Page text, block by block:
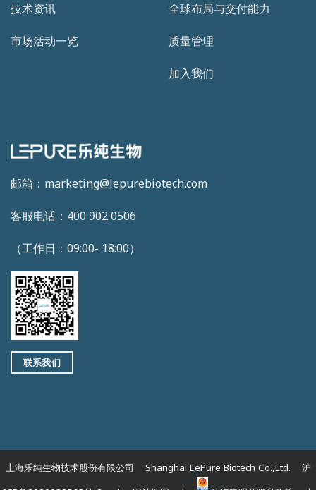
邮箱：marketing@lepurebiotech.com
客服电话：400 902 0506
（工作日：09:00- 18:00）
联系我们
技术资讯
市场活动一览
全球布局与交付能力
质量管理
加入我们
上海乐纯生物技术股份有限公司 Shanghai LePure Biotech Co.,Ltd. 沪